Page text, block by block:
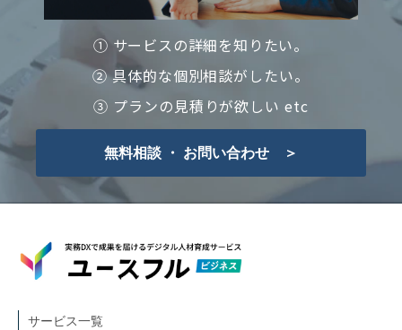
① サービスの詳細を知りたい。
② 具体的な個別相談がしたい。
③ プランの見積りが欲しい etc
無料相談 ・ お問い合わせ ＞
サービス一覧